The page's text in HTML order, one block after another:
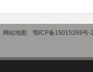
网站地图 鄂ICP备15015269号-